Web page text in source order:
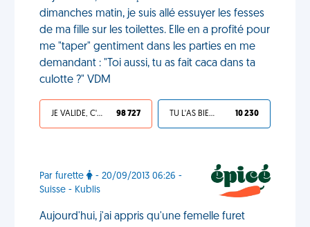
dimanches matin, je suis allé essuyer les fesses
de ma fille sur les toilettes. Elle en a profité pour
me "taper" gentiment dans les parties en me
demandant : "Toi aussi, tu as fait caca dans ta
culotte ?" VDM
JE VALIDE, C'EST UNE VDM 98 727 TU L'AS BIEN MÉRITÉ 10 230
Par furette
- 20/09/2013 06:26 -
Suisse - Kublis
Aujourd'hui, j'ai appris qu'une femelle furet